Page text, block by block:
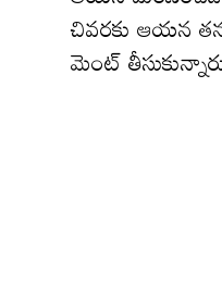
చివరకు ఆయన
మెంట్